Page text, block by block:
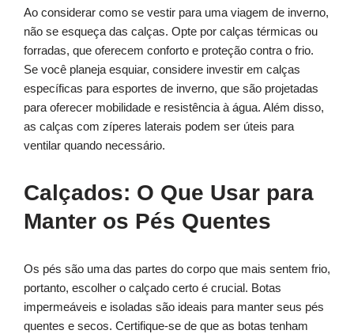
Ao considerar como se vestir para uma viagem de inverno,
não se esqueça das calças. Opte por calças térmicas ou
forradas, que oferecem conforto e proteção contra o frio.
Se você planeja esquiar, considere investir em calças
específicas para esportes de inverno, que são projetadas
para oferecer mobilidade e resistência à água. Além disso,
as calças com zíperes laterais podem ser úteis para
ventilar quando necessário.
Calçados: O Que Usar para
Manter os Pés Quentes
Os pés são uma das partes do corpo que mais sentem frio,
portanto, escolher o calçado certo é crucial. Botas
impermeáveis e isoladas são ideais para manter seus pés
quentes e secos. Certifique-se de que as botas tenham